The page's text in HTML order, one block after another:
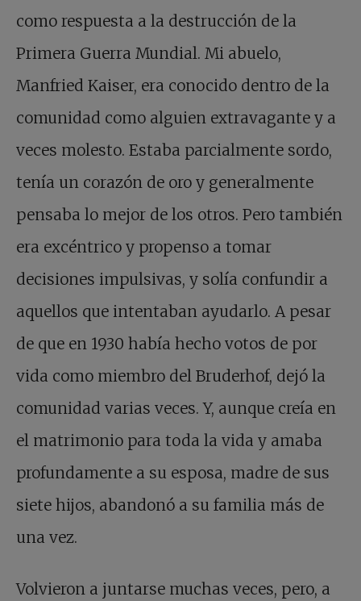
como respuesta a la destrucción de la
Primera Guerra Mundial. Mi abuelo,
Manfried Kaiser, era conocido dentro de la
comunidad como alguien extravagante y a
veces molesto. Estaba parcialmente sordo,
tenía un corazón de oro y generalmente
pensaba lo mejor de los otros. Pero también
era excéntrico y propenso a tomar
decisiones impulsivas, y solía confundir a
aquellos que intentaban ayudarlo. A pesar
de que en 1930 había hecho votos de por
vida como miembro del Bruderhof, dejó la
comunidad varias veces. Y, aunque creía en
el matrimonio para toda la vida y amaba
profundamente a su esposa, madre de sus
siete hijos, abandonó a su familia más de
una vez.
Volvieron a juntarse muchas veces, pero, a